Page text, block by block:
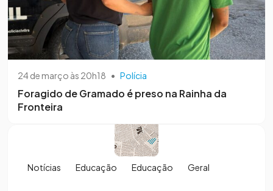
24 de março às 20h18 • Polícia
Foragido de Gramado é preso na Rainha da
Fronteira
Notícias Educação Educação Geral